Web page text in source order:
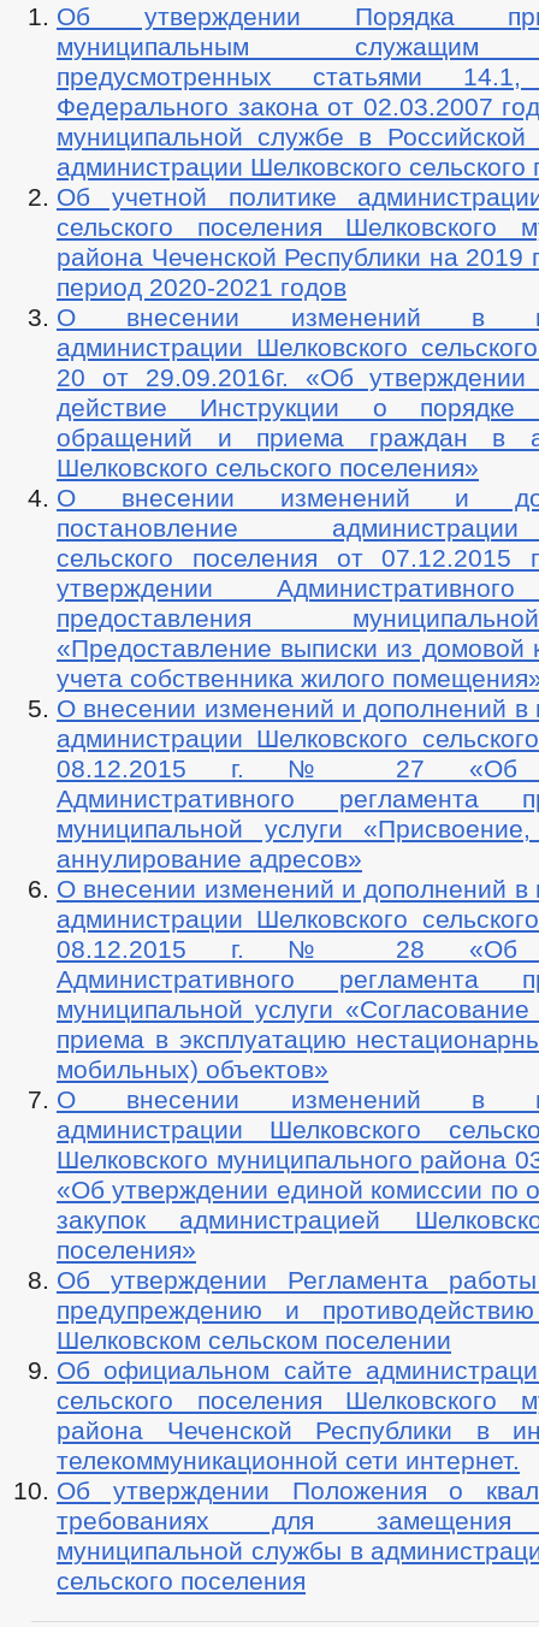
Об утверждении Порядка
муниципальным служащим
предусмотренных статьями
Федерального закона от 02.03.2007
муниципальной службе в
администрации Шелковского сельского
Об учетной политике
сельского поселения Шелковского
района Чеченской Республики на 2019
период 2020-2021 годов
О внесении изменений в
администрации Шелковского
20 от 29.09.2016г. «Об
действие Инструкции о порядке
обращений и приема граждан в
Шелковского сельского поселения»
О внесении изменений и
постановление администрации
сельского поселения от
утверждении
предоставления
«Предоставление выписки из домовой
учета собственника жилого
О внесении изменений и дополнений в
администрации Шелковского
08.12.2015 г. № 27 «Об
Административного регламента
муниципальной услуги
аннулирование адресов»
О внесении изменений и дополнений в
администрации Шелковского
08.12.2015 г. № 28 «Об
Административного регламента
муниципальной услуги
приема в эксплуатацию
мобильных) объектов»
О внесении изменений в
администрации Шелковского
Шелковского муниципального района
«Об утверждении единой комиссии по
закупок администрацией
поселения»
Об утверждении Регламента
предупреждению и
Шелковском сельском поселении
Об официальном сайте
сельского поселения Шелковского
района Чеченской Республики в
телекоммуникационной сети интернет.
Об утверждении Положения о
требованиях для замещения
муниципальной службы в
сельского поселения